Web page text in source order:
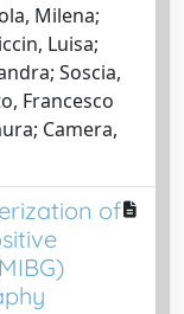
Milena;
Luisa;
Soscia,
Francesco
Camera,
of